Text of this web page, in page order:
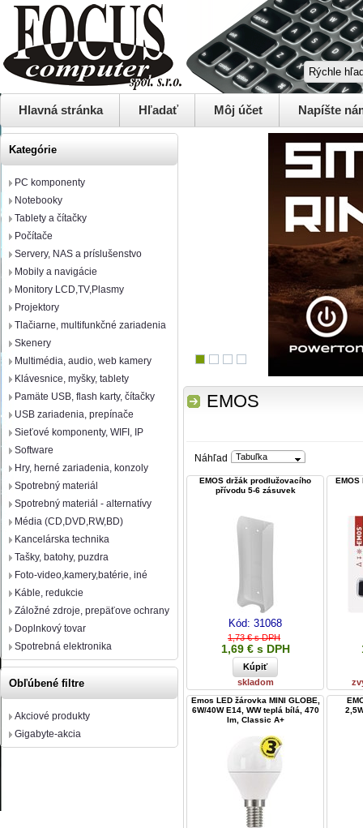
Hlavná stránka Hľadať Môj účet Napíšte
Kategórie
PC komponenty
Notebooky
Tablety a čítačky
Počítače
Servery, NAS a príslušenstvo
Mobily a navigácie
Monitory LCD,TV,Plasmy
Projektory
Tlačiarne, multifunkčné zariadenia
Skenery
Multimédia, audio, web kamery
Klávesnice, myšky, tablety
Pamäte USB, flash karty, čítačky
USB zariadenia, prepínače
Sieťové komponenty, WIFI, IP
Software
Hry, herné zariadenia, konzoly
Spotrebný materiál
Spotrebný materiál - alternatívy
Média (CD,DVD,RW,BD)
Kancelárska technika
Tašky, batohy, puzdra
Foto-video,kamery,batérie, iné
Káble, redukcie
Záložné zdroje, prepäťove ochrany
Doplnkový tovar
Spotrebná elektronika
Obľúbené filtre
Akciové produkty
Gigabyte-akcia
EMOS
Náhľad Tabuľka
EMOS držák prodlužovacího
přívodu 5-6 zásuvek
Kód: 31068
1,73 € s DPH
1,69 € s DPH
skladom
EMOS
Emos LED žárovka MINI GLOBE,
6W/40W E14, WW teplá bílá, 470
lm, Classic A+